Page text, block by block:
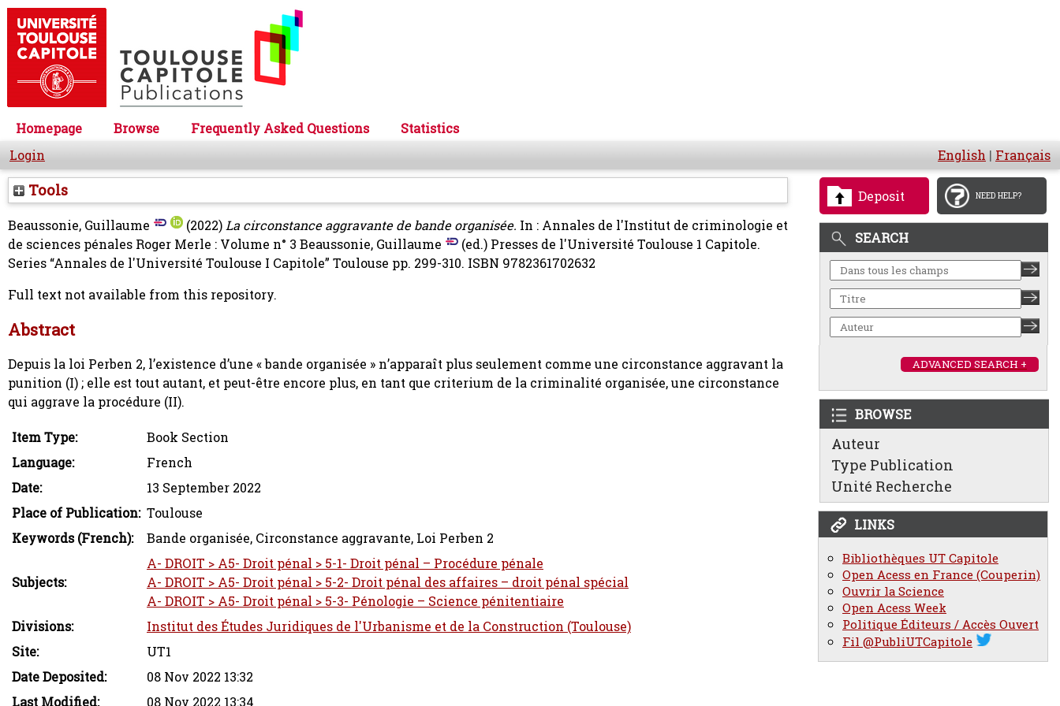
Homepage Browse Frequently Asked Questions
Statistics
Login
English | Français
Deposit NEED HELP?
SEARCH
ADVANCED SEARCH +
BROWSE
Auteur
Type Publication
Unité Recherche
LINKS
Bibliothèques UT Capitole
Open Acess en France (Couperin)
Ouvrir la Science
Open Acess Week
Politique Éditeurs / Accès Ouvert
Fil @PubliUTCapitole
Tools
Beaussonie, Guillaume (2022)La circonstance aggravante de bande organisée. In : Annales de l'Institut de criminologie et
de sciences pénales Roger Merle : Volume n° 3 Beaussonie, Guillaume
(ed.) Presses de l'Université Toulouse 1 Capitole.
Series “Annales de l'Université Toulouse I Capitole” Toulouse pp. 299-310. ISBN 9782361702632
Full text not available from this repository.
Abstract
Depuis la loi Perben 2, l’existence d’une « bande organisée » n’apparaît plus seulement comme une circonstance aggravant la
punition (I) ; elle est tout autant, et peut-être encore plus, en tant que criterium de la criminalité organisée, une circonstance
qui aggrave la procédure (II).
Item Type:
Book Section
Language:
French
Date:
13 September 2022
Place of Publication: Toulouse
Keywords (French):
Bande organisée, Circonstance aggravante, Loi Perben 2
Subjects:
A- DROIT > A5- Droit pénal > 5-1- Droit pénal – Procédure pénale
A- DROIT > A5- Droit pénal > 5-2- Droit pénal des affaires – droit pénal spécial
A- DROIT > A5- Droit pénal > 5-3- Pénologie – Science pénitentiaire
Divisions:
Institut des Études Juridiques de l'Urbanisme et de la Construction (Toulouse)
Site:
UT1
Date Deposited:
08 Nov 2022 13:32
Last Modified:
08 Nov 2022 13:34